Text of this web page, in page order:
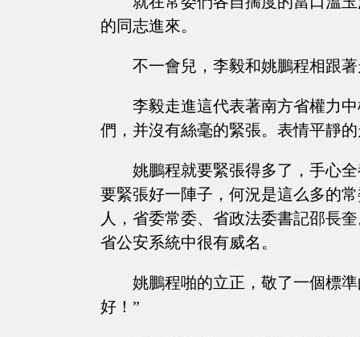
的同志進來。
不一會兒，李毅和姚鵬程相跟
李毅走進這代表著南方省權力
們，并沒有絲毫的緊張。表情平靜
姚鵬程就要緊張得多了，手心
要緊張好一陣子，何況是這么多的
人，省委常委、省政法委書記邵長
省公安系統中很有威名。
姚鵬程啪的立正，敬了一個標
好！”